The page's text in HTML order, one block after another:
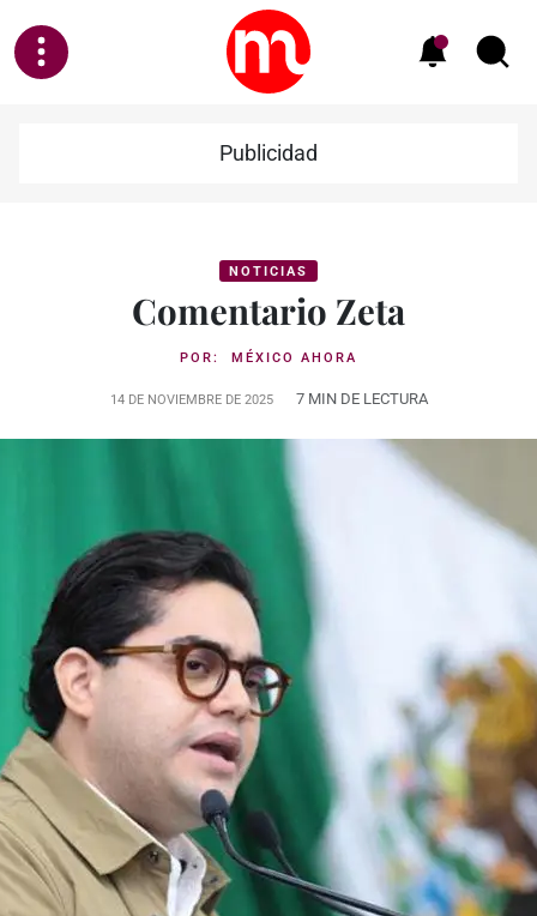
Publicidad
NOTICIAS
Comentario Zeta
POR: MÉXICO AHORA
14 DE NOVIEMBRE DE 2025 7 MIN DE LECTURA